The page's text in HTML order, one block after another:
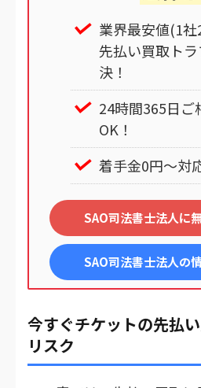
業界最安値(1
先払い買取ト
決！
24時間365日ご
OK！
着手金0円～対
SAO司法書士法人に
SAO司法書士法人の
今すぐチケットの先払
リスク